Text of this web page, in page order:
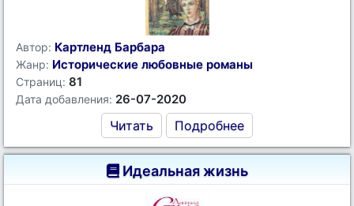
Автор: Картленд Барбара
Жанр: Исторические любовные романы
Страниц: 81
Дата добавления: 26-07-2020
Читать Подробнее
Идеальная жизнь